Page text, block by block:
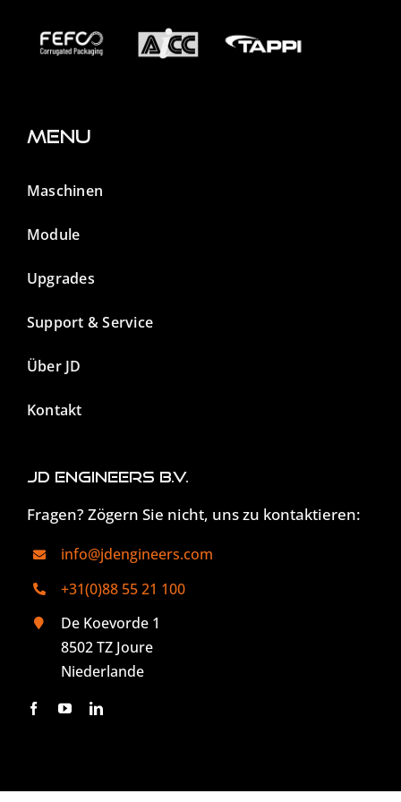
Menu
Maschinen
Module
Upgrades
Support & Service
Über JD
Kontakt
JD Engineers B.V.
Fragen? Zögern Sie nicht, uns zu kontaktieren:
info@jdengineers.com
+31(0)88 55 21 100
De Koevorde 1
8502 TZ Joure
Niederlande